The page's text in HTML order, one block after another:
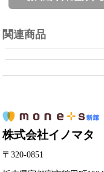
関連商品
株式会社イノマタ
〒320-0851